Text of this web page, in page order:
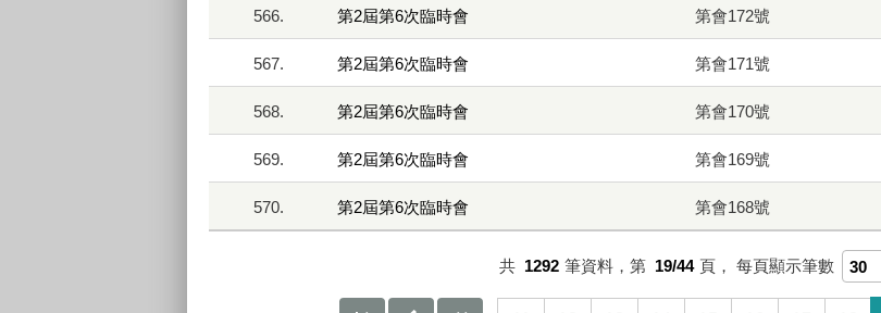
566. 第2屆第6次臨時會 第會172號
567. 第2屆第6次臨時會 第會171號
568. 第2屆第6次臨時會 第會170號
569. 第2屆第6次臨時會 第會169號
570. 第2屆第6次臨時會 第會168號
共 1292 筆資料，第 19/44 頁， 每頁顯示筆數